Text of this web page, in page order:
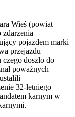
Wieś (powiat
zdarzenia
pojazdem marki
przejazdu
doszło do
poważnych
32-letniego
karnym w